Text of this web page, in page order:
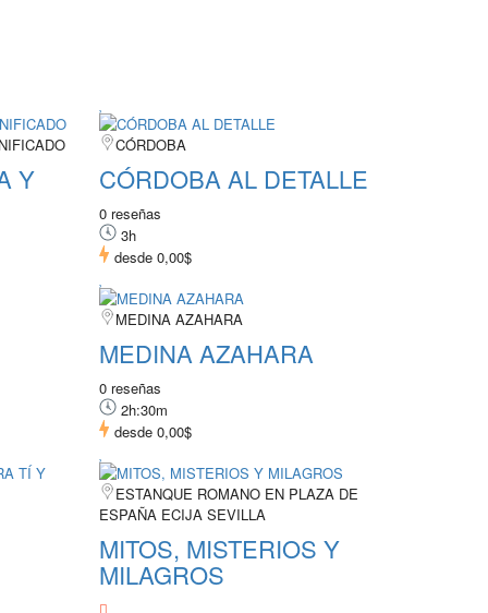
Y
CÓRDOBA
CÓRDOBA AL DETALLE
0 reseñas
3h
desde 0,00$
MEDINA AZAHARA
MEDINA AZAHARA
0 reseñas
2h:30m
desde 0,00$
ESTANQUE ROMANO EN PLAZA DE
ESPAÑA ECIJA SEVILLA
MITOS, MISTERIOS Y
MILAGROS